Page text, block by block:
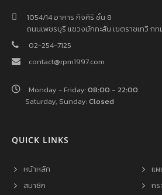
1054/14 อาคาร กิจศิริ ชั้น 8
ถนนเพชรบุรี แขวงมักกะสัน เขตราชเทวี ก
02-254-7125
contact@rpm1997.com
Monday - Friday:08:00 - 22:00
Saturday, Sunday:Closed
QUICK LINKS
หน้าหลัก
สมาชิก
แ
กร